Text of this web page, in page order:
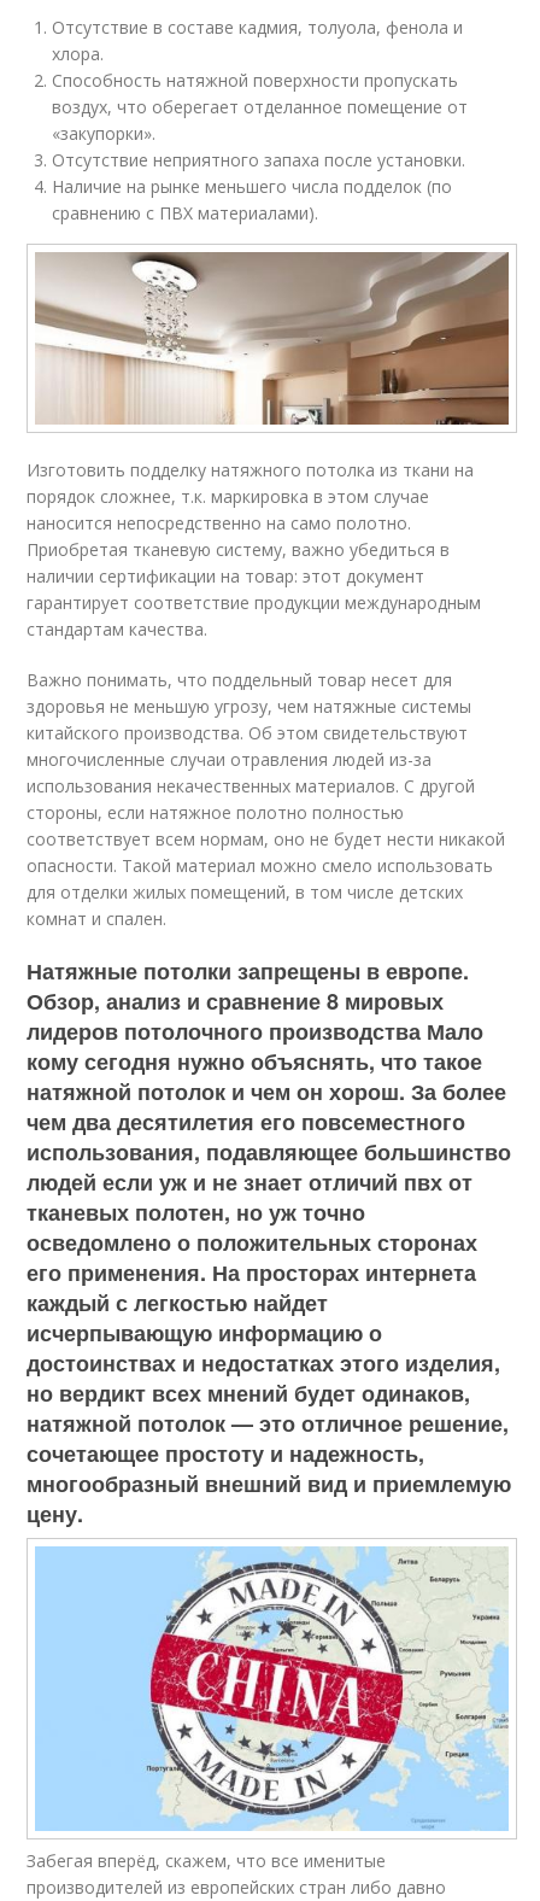
Отсутствие в составе кадмия, толуола, фенола и
хлора.
Способность натяжной поверхности пропускать
воздух, что оберегает отделанное помещение от
«закупорки».
Отсутствие неприятного запаха после установки.
Наличие на рынке меньшего числа подделок (по
сравнению с ПВХ материалами).
Изготовить подделку натяжного потолка из ткани на
порядок сложнее, т.к. маркировка в этом случае
наносится непосредственно на само полотно.
Приобретая тканевую систему, важно убедиться в
наличии сертификации на товар: этот документ
гарантирует соответствие продукции международным
стандартам качества.
Важно понимать, что поддельный товар несет для
здоровья не меньшую угрозу, чем натяжные системы
китайского производства. Об этом свидетельствуют
многочисленные случаи отравления людей из-за
использования некачественных материалов. С другой
стороны, если натяжное полотно полностью
соответствует всем нормам, оно не будет нести никакой
опасности. Такой материал можно смело использовать
для отделки жилых помещений, в том числе детских
комнат и спален.
Натяжные потолки запрещены в европе.
Обзор, анализ и сравнение 8 мировых
лидеров потолочного производства Мало
кому сегодня нужно объяснять, что такое
натяжной потолок и чем он хорош. За более
чем два десятилетия его повсеместного
использования, подавляющее большинство
людей если уж и не знает отличий пвх от
тканевых полотен, но уж точно
осведомлено о положительных сторонах
его применения. На просторах интернета
каждый с легкостью найдет
исчерпывающую информацию о
достоинствах и недостатках этого изделия,
но вердикт всех мнений будет одинаков,
натяжной потолок — это отличное решение,
сочетающее простоту и надежность,
многообразный внешний вид и приемлемую
цену.
Забегая вперёд, скажем, что все именитые
производителей из европейских стран либо давно